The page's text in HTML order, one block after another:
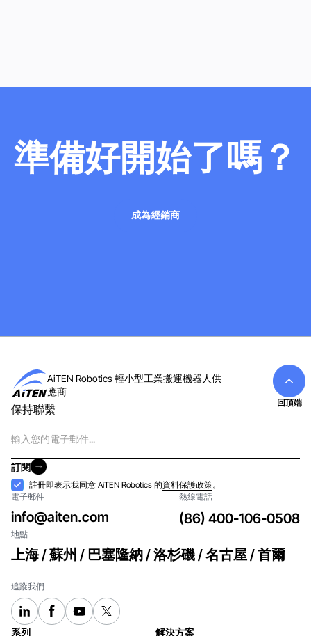
準備好開始了嗎？
成為經銷商
AiTEN Robotics 輕小型工業搬運機器人供
應商
保持聯繫
子
郵
件
訂閱
訂閱
接
納
註冊即表示我同意 AiTEN Robotics 的資料保護政策。
電子郵件
info@aiten.com
熱線電話
(86) 400-106-0508
地點
上海 / 蘇州 / 巴塞隆納 / 洛杉磯 / 名古屋 / 首爾
追蹤我們
系列 解決方案
回頂端